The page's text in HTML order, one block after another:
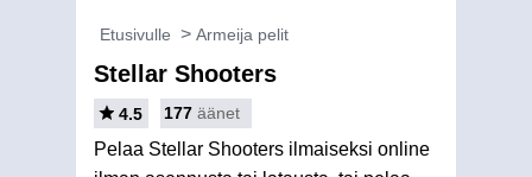
Etusivulle Armeija pelit
Stellar Shooters
4.5 177 äänet
Pelaa Stellar Shooters ilmaiseksi online